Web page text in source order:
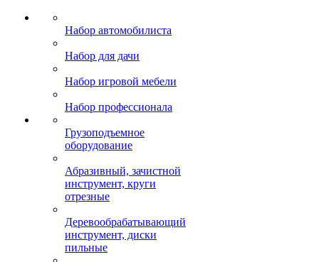
Набор автомобилиста
Набор для дачи
Набор игровой мебели
Набор профессионала
Грузоподъемное
оборудование
Абразивный, зачистной
инструмент, круги
отрезные
Деревообрабатывающий
инструмент, диски
пильные